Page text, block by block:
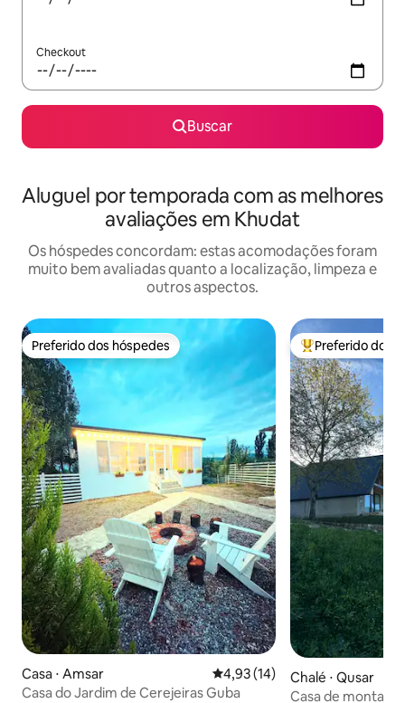
Checkout
Buscar
Aluguel por temporada com as melhores
avaliações em Khudat
Os hóspedes concordam: estas acomodações foram
muito bem avaliadas quanto a localização, limpeza e
outros aspectos.
Preferido dos hóspedes
Preferido dos hóspedes
Casa ⋅ Amsar 4,93 de uma avaliação média
4,93 (14)
Casa do Jardim de Cerejeiras Guba
Entre os
Preferido dos
Chalé ⋅ Qusar
Casa de